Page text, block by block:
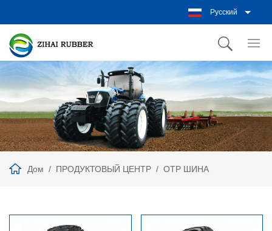
Русский
Дом ПРОДУКТОВЫЙ ЦЕНТР ОТР ШИНА